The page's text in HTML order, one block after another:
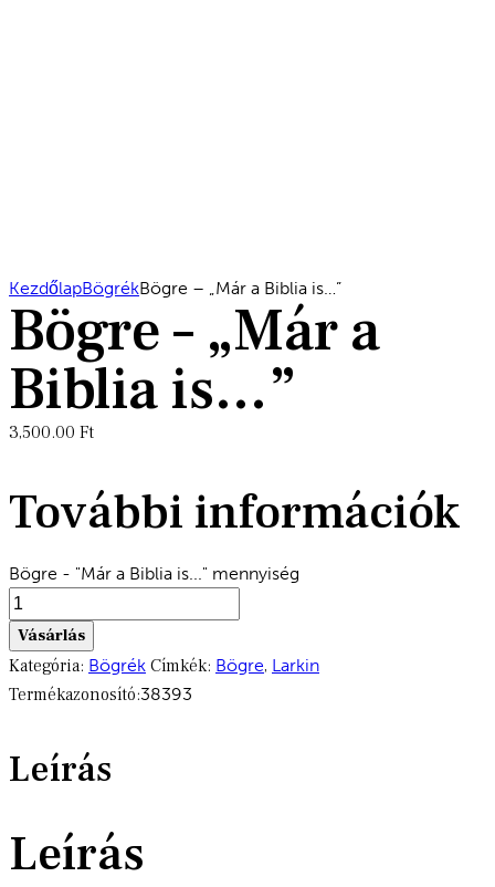
KezdőlapBögrékBögre – „Már a Biblia is…”
Bögre – „Már a
Biblia is…”
3,500.00 Ft
További információk
Bögre - "Már a Biblia is..." mennyiség
Vásárlás
Kategória: Bögrék Címkék: Bögre, Larkin
Termékazonosító:38393
Leírás
Leírás